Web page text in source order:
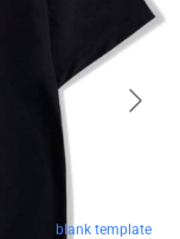
blank template